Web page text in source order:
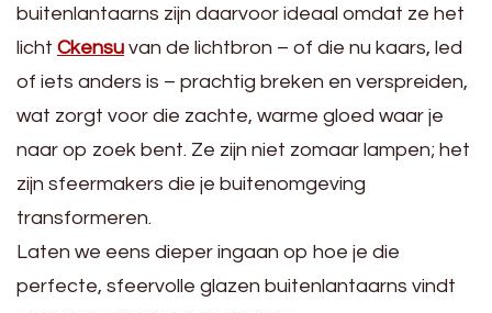
buitenlantaarns zijn daarvoor ideaal omdat ze het
licht Ckensu van de lichtbron – of die nu kaars, led
of iets anders is – prachtig breken en verspreiden,
wat zorgt voor die zachte, warme gloed waar je
naar op zoek bent. Ze zijn niet zomaar lampen; het
zijn sfeermakers die je buitenomgeving
transformeren.
Laten we eens dieper ingaan op hoe je die
perfecte, sfeervolle glazen buitenlantaarns vindt